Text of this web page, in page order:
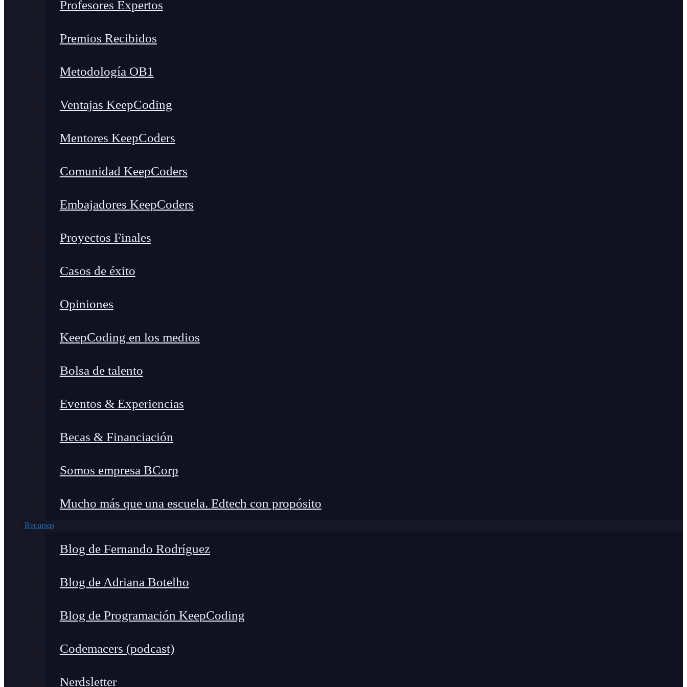
Profesores Expertos
Premios Recibidos
Metodología OB1
Ventajas KeepCoding
Mentores KeepCoders
Comunidad KeepCoders
Embajadores KeepCoders
Proyectos Finales
Casos de éxito
Opiniones
KeepCoding en los medios
Bolsa de talento
Eventos & Experiencias
Becas & Financiación
Somos empresa BCorp
Mucho más que una escuela. Edtech con propósito
Recursos
Blog de Fernando Rodríguez
Blog de Adriana Botelho
Blog de Programación KeepCoding
Codemacers (podcast)
Nerdsletter